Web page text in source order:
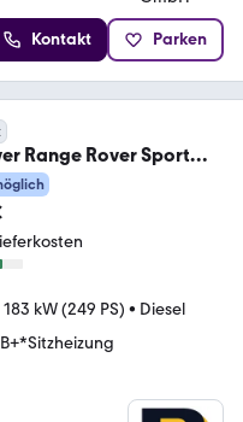
Kontakt Parken
Range Rover Sport
183 kW (249 PS) • Diesel